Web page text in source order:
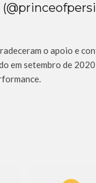
o apoio e
em setembro de